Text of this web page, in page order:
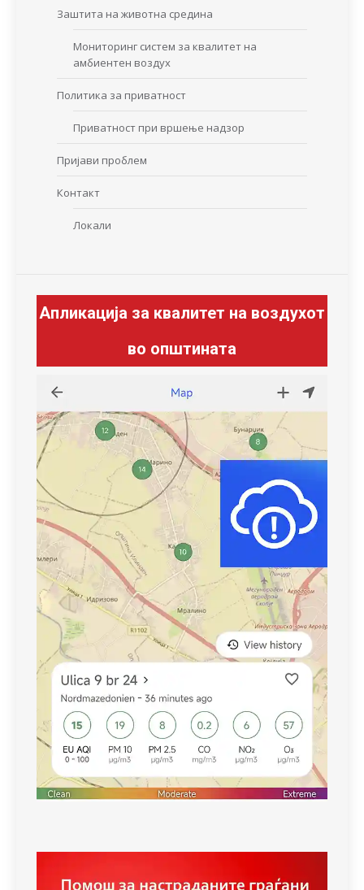
Заштита на животна средина
Мониторинг систем за квалитет на
амбиентен воздух
Политика за приватност
Приватност при вршење надзор
Пријави проблем
Контакт
Локали
Апликација за квалитет на воздухот
во општината